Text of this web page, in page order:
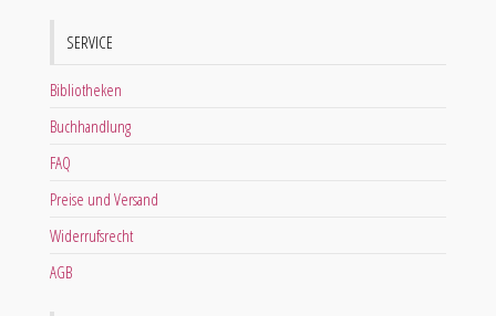
SERVICE
Bibliotheken
Buchhandlung
FAQ
Preise und Versand
Widerrufsrecht
AGB